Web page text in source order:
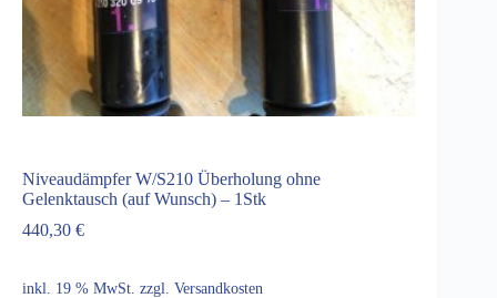
Niveaudämpfer W/S210 Überholung ohne
Gelenktausch (auf Wunsch) – 1Stk
440,30 €
inkl. 19 % MwSt. zzgl. Versandkosten